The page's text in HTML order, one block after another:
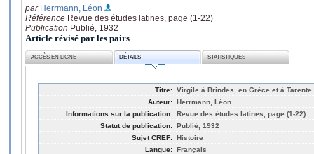
par Herrmann, Léon
Référence Revue des études latines, page (1-22)
Publication Publié, 1932
Article révisé par les pairs
ACCÈS EN LIGNE DÉTAILS STATISTIQUES
Titre: Virgile à Brindes, en Grèce et à Tarente
Auteur: Herrmann, Léon
Informations sur la publication: Revue des études latines, page (1-22)
Statut de publication: Publié, 1932
Sujet CREF: Histoire
Langue: Français